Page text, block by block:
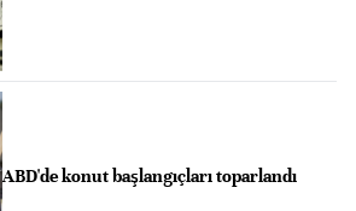
ABD'de konut başlangıçları toparlandı